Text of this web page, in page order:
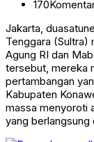
170
Jakarta,
Tenggara (Sultra)
Agung RI dan
tersebut, mereka
pertambangan
Kabupaten
massa menyoroti
yang